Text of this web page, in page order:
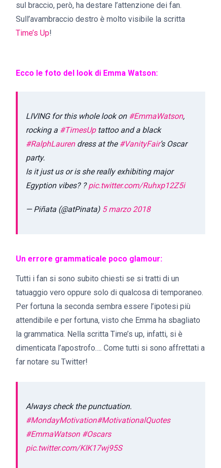
sul braccio, però, ha destare l’attenzione dei fan.
Sull’avambraccio destro è molto visibile la scritta
Time’s Up!
Ecco le foto del look di Emma Watson:
LIVING for this whole look on #EmmaWatson,
rocking a #TimesUptattoo and a black
#RalphLaurendress at the#VanityFair’s Oscar
party.
Is it just us or is she really exhibiting major
Egyption vibes? ?pic.twitter.com/Ruhxp12Z5i
— Piñata (@atPinata) 5 marzo 2018
Un errore grammaticale poco glamour:
Tutti i fan si sono subito chiesti se si tratti di un
tatuaggio vero oppure solo di qualcosa di temporaneo.
Per fortuna la seconda sembra essere l’ipotesi più
attendibile e per fortuna, visto che Emma ha sbagliato
la grammatica. Nella scritta Time’s up, infatti, si è
dimenticata l’apostrofo…. Come tutti si sono affrettati a
far notare su Twitter!
Always check the punctuation.
#MondayMotivation#MotivationalQuotes
#EmmaWatson #Oscars
pic.twitter.com/KIK17wj95S